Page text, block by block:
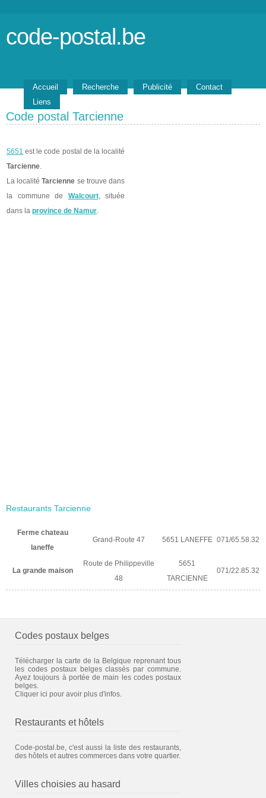
code-postal.be
Accueil Recherche Publicité
Contact
Liens
Code postal Tarcienne
5651 est le code postal de la localité
Tarcienne.
La localitéTarcienne se trouve dans
la commune de Walcourt, située
dans la province de Namur.
Restaurants Tarcienne
Ferme chateau
laneffe
Grand-Route 47 5651 LANEFFE 071/65.58.32
La grande maison
Route de Philippeville
48
5651
TARCIENNE
071/22.85.32
Codes postaux belges
Télécharger la carte de la Belgique reprenant tous
les codes postaux belges classés par commune.
Ayez toujours à portée de main les codes postaux
belges.
Cliquer ici pour avoir plus d'infos.
Restaurants et hôtels
Code-postal.be, c'est aussi la liste des restaurants,
des hôtels et autres commerces dans votre quartier.
Villes choisies au hasard